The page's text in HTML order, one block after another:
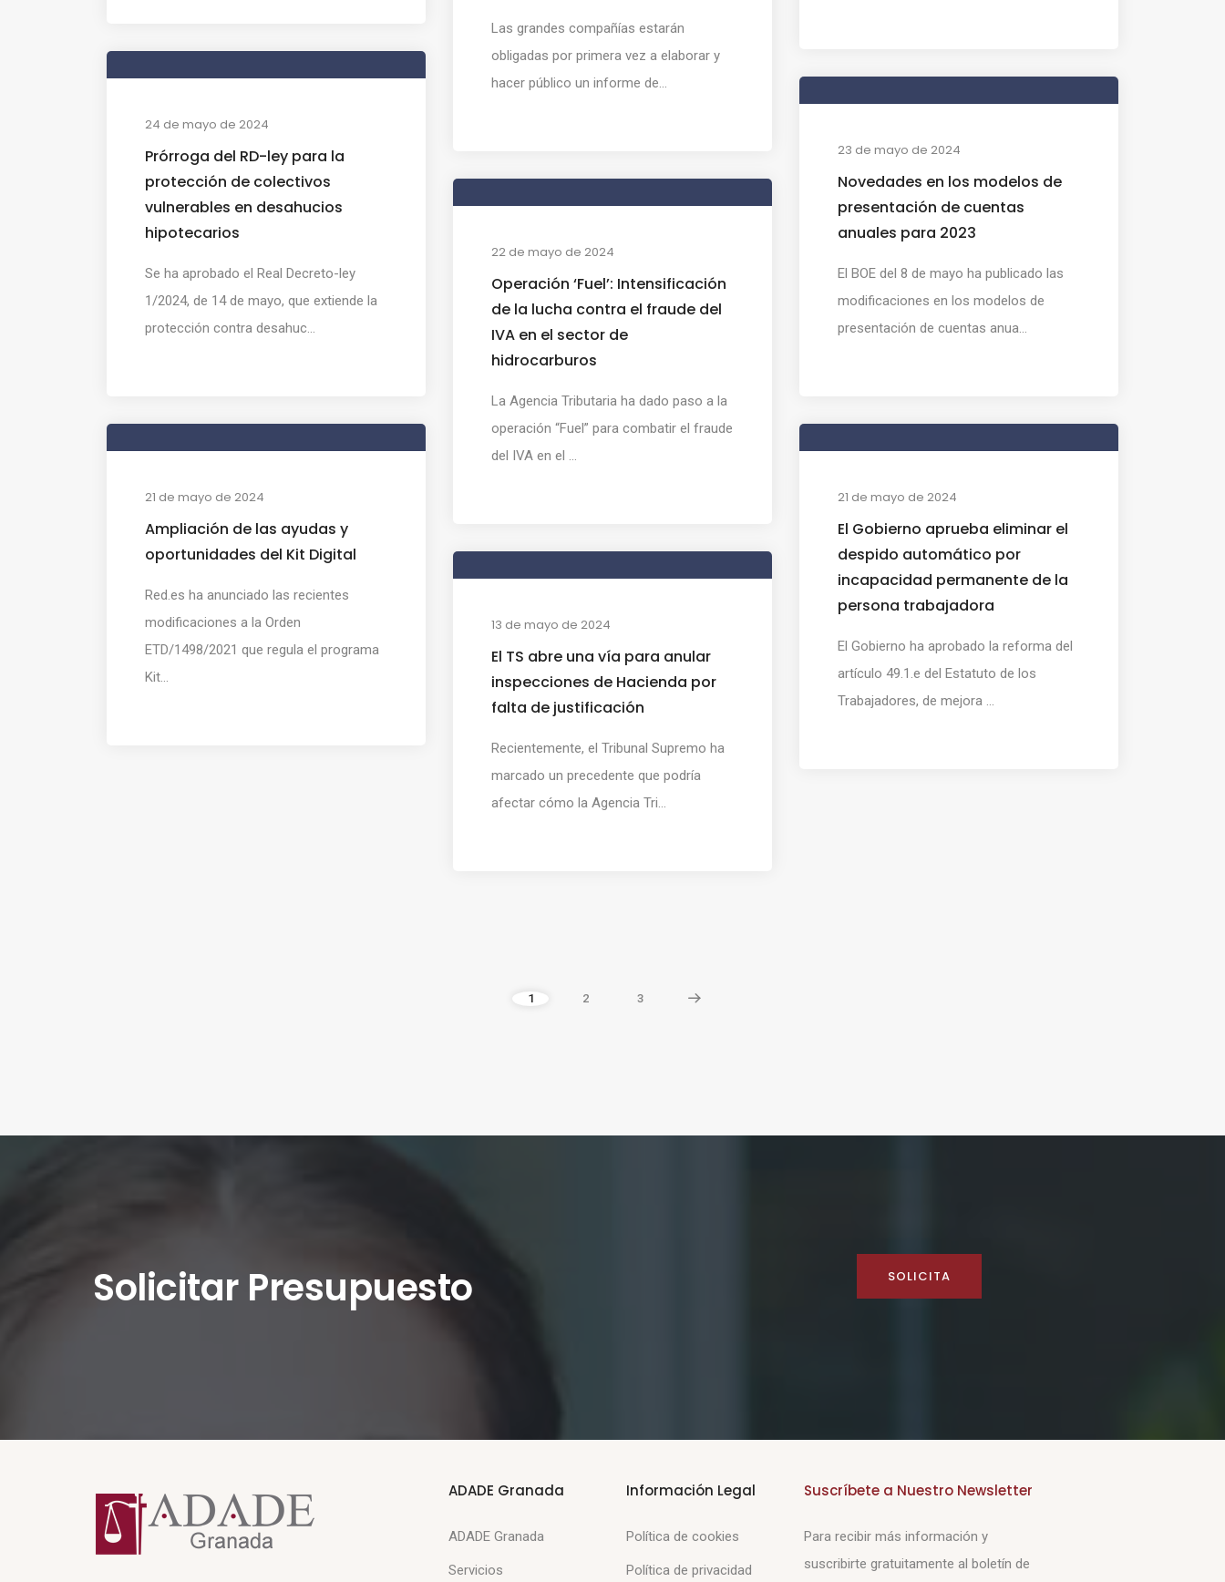
Las grandes compañías estarán
obligadas por primera vez a elaborar y
hacer público un informe de...
24 de mayo de 2024
Prórroga del RD-ley para la
protección de colectivos
vulnerables en desahucios
hipotecarios
Se ha aprobado el Real Decreto-ley
1/2024, de 14 de mayo, que extiende la
protección contra desahuc...
23 de mayo de 2024
Novedades en los modelos de
presentación de cuentas
anuales para 2023
El BOE del 8 de mayo ha publicado las
modificaciones en los modelos de
presentación de cuentas anua...
22 de mayo de 2024
Operación ‘Fuel’: Intensificación
de la lucha contra el fraude del
IVA en el sector de
hidrocarburos
La Agencia Tributaria ha dado paso a la
operación “Fuel” para combatir el fraude
del IVA en el ...
21 de mayo de 2024
Ampliación de las ayudas y
oportunidades del Kit Digital
Red.es ha anunciado las recientes
modificaciones a la Orden
ETD/1498/2021 que regula el programa
Kit...
21 de mayo de 2024
El Gobierno aprueba eliminar el
despido automático por
incapacidad permanente de la
persona trabajadora
El Gobierno ha aprobado la reforma del
artículo 49.1.e del Estatuto de los
Trabajadores, de mejora ...
13 de mayo de 2024
El TS abre una vía para anular
inspecciones de Hacienda por
falta de justificación
Recientemente, el Tribunal Supremo ha
marcado un precedente que podría
afectar cómo la Agencia Tri...
1 2 3
Solicitar Presupuesto SOLICITA
ADADE Granada
ADADE Granada
Servicios
Información Legal
Política de cookies
Política de privacidad
Suscríbete a Nuestro Newsletter
Para recibir más información y
suscribirte gratuitamente al boletín de